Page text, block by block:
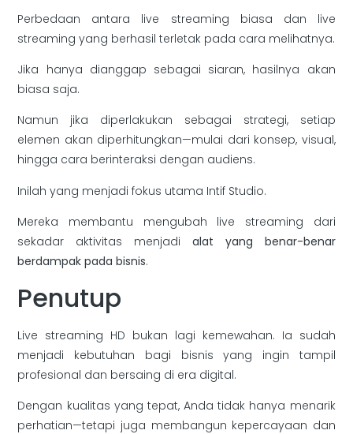
Perbedaan antara live streaming biasa dan live
streaming yang berhasil terletak pada cara melihatnya.
Jika hanya dianggap sebagai siaran, hasilnya akan
biasa saja.
Namun jika diperlakukan sebagai strategi, setiap
elemen akan diperhitungkan—mulai dari konsep, visual,
hingga cara berinteraksi dengan audiens.
Inilah yang menjadi fokus utama Intif Studio.
Mereka membantu mengubah live streaming dari
sekadar aktivitas menjadi alat yang benar-benar
berdampak pada bisnis.
Penutup
Live streaming HD bukan lagi kemewahan. Ia sudah
menjadi kebutuhan bagi bisnis yang ingin tampil
profesional dan bersaing di era digital.
Dengan kualitas yang tepat, Anda tidak hanya menarik
perhatian—tetapi juga membangun kepercayaan dan